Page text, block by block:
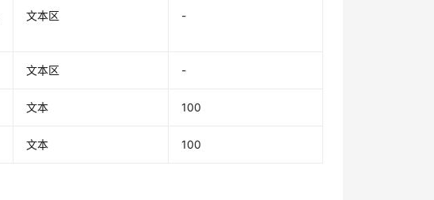
文本区 -
文本区 -
文本 100
文本 100